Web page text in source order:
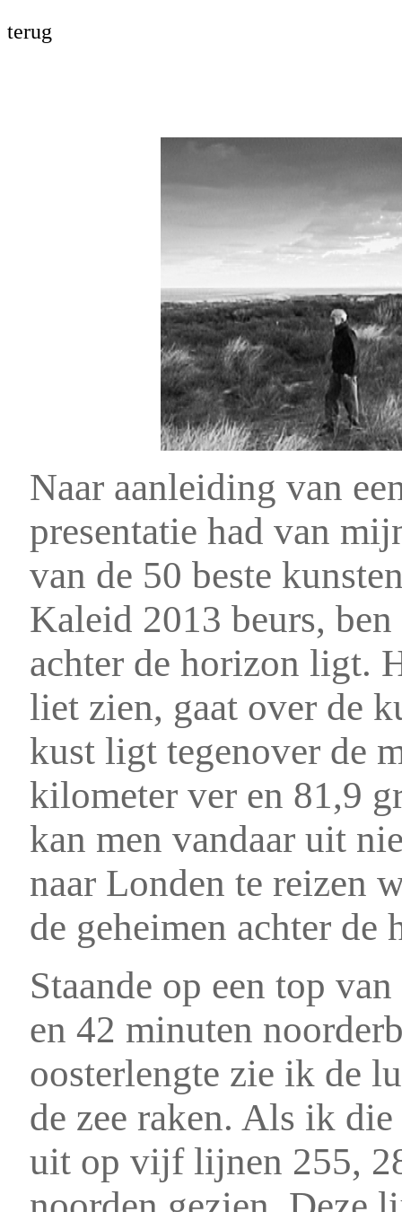
Naar aanleiding van
presentatie had van
van de 50 beste
Kaleid 2013 beurs,
achter de horizon ligt.
liet zien, gaat over de
kust ligt tegenover de
kilometer ver en 81,9
kan men vandaar uit
naar Londen te reizen
de geheimen achter de
Staande op een top
en 42 minuten
oosterlengte zie ik de
de zee raken. Als ik
uit op vijf lijnen 255,
terug